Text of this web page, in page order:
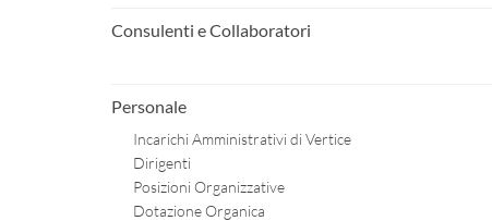
Consulenti e Collaboratori
Personale
Incarichi Amministrativi di Vertice
Dirigenti
Posizioni Organizzative
Dotazione Organica